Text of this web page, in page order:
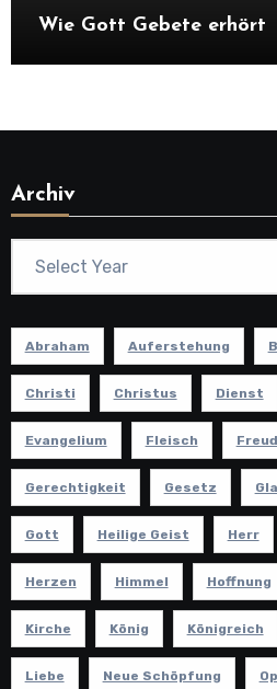
Wie Gott Gebete erhört
Archiv
Abraham Auferstehung
Christi Christus Dienst
Evangelium Fleisch
Gerechtigkeit Gesetz
Gott Heilige Geist Herr
Herzen Himmel Hoffnung
Kirche König Königreich
Liebe Neue Schöpfung